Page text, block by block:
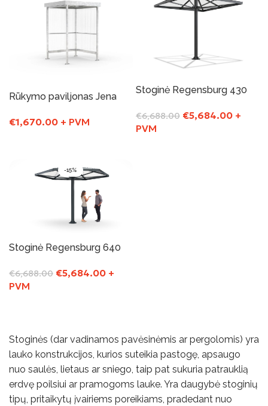
Rūkymo paviljonas Jena
€1,670.00 + PVM
Stoginė Regensburg 430
€6,688.00 €5,684.00+
PVM
-15%
Stoginė Regensburg 640
€6,688.00 €5,684.00 +
PVM
Stoginės (dar vadinamos pavėsinėmis ar pergolomis) yra
lauko konstrukcijos, kurios suteikia pastogę, apsaugo
nuo saulės, lietaus ar sniego, taip pat sukuria patrauklią
erdvę poilsiui ar pramogoms lauke. Yra daugybė stoginių
tipų, pritaikytų įvairiems poreikiams, pradedant nuo